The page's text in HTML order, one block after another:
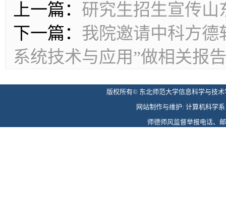
上一篇： 研究生招生宣传
下一篇： 我院邀请中科方德
系统技术与应用”做相关报告
版权所有© 东北师范大学信息科学与技
网站制作与维护: 计算机科学
师德师风监督举报电话、